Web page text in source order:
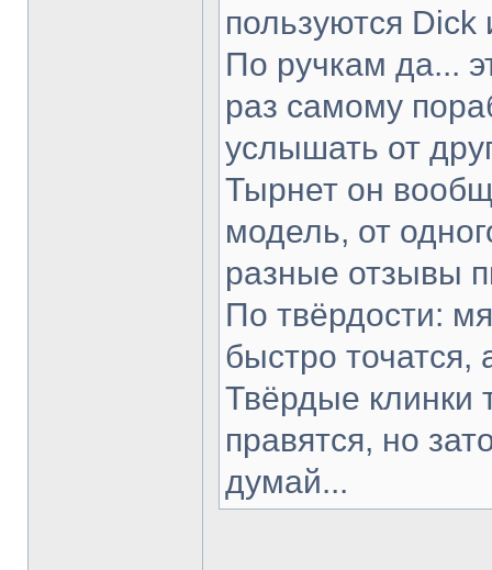
пользуются Dick
По ручкам да...
раз самому
услышать от
Тырнет он
модель, от
разные отзывы
По твёрдости:
быстро точатся,
Твёрдые клинки
правятся, но
думай...